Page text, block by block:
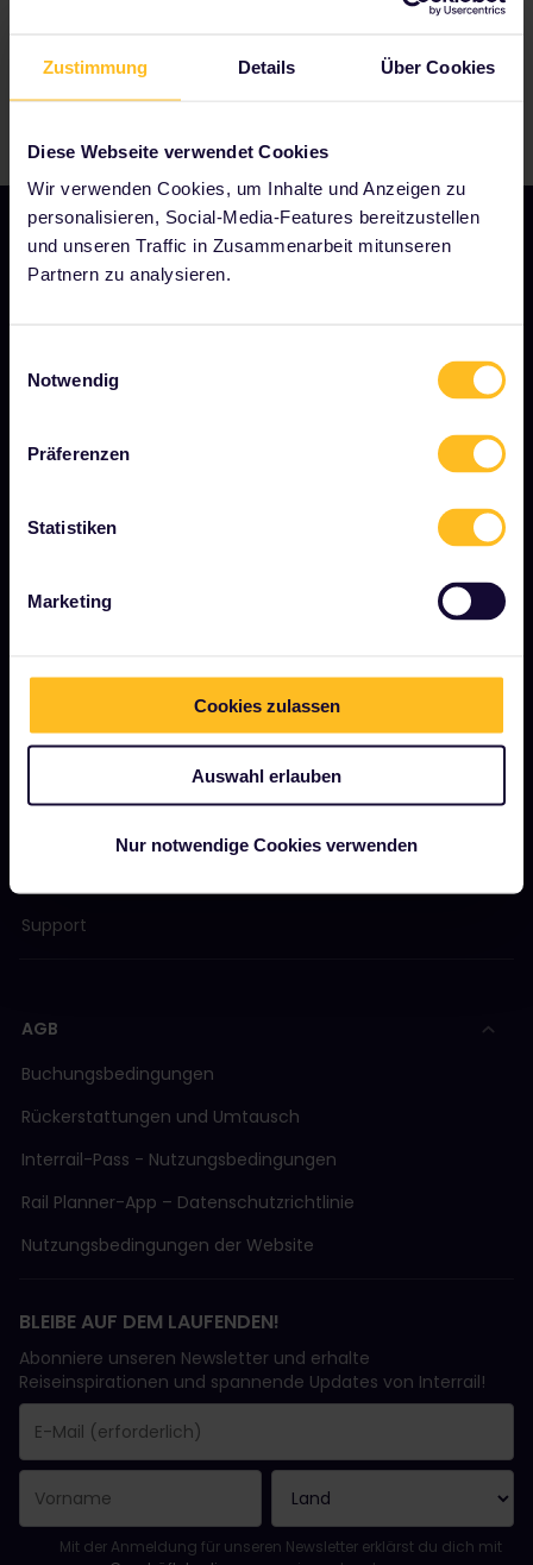
Zustimmung Details Über Cookies
Diese Webseite verwendet Cookies
Wir verwenden Cookies, um Inhalte und Anzeigen zu
personalisieren, Social-Media-Features bereitzustellen
und unseren Traffic in Zusammenarbeit mitunseren
Partnern zu analysieren.
Notwendig
Präferenzen
Statistiken
Marketing
Cookies zulassen
Auswahl erlauben
Nur notwendige Cookies verwenden
Stellenangebote
Gesponserte &amp; Markeninhalte
So verwenden Sie Ihren Pass
Magazin
Community
Support
AGB
Buchungsbedingungen
Rückerstattungen und Umtausch
Interrail-Pass - Nutzungsbedingungen
Rail Planner-App – Datenschutzrichtlinie
Nutzungsbedingungen der Website
BLEIBE AUF DEM LAUFENDEN!
Abonniere unseren Newsletter und erhalte
Reiseinspirationen und spannende Updates von Interrail!
Sie haben sich erfolgreich angemeldet.
Das Feld „E-Mail-Adresse“ ist ein Pflichtfeld!
Diese E-Mail-Adresse ist ungültig!
Beim Abonnieren des Newsletters ist ein Fehler aufgetreten.
Du hast diesen Newsletter bereits abonniert!
Bitte stimme den Allgemeinen Geschäftsbedingungen zu, um
Mit der Anmeldung für unseren Newsletter erklärst du dich mit